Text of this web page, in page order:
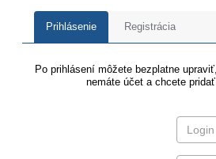
Prihlásenie Registrácia
Po prihlásení môžete bezplatne
nemáte účet a chcete